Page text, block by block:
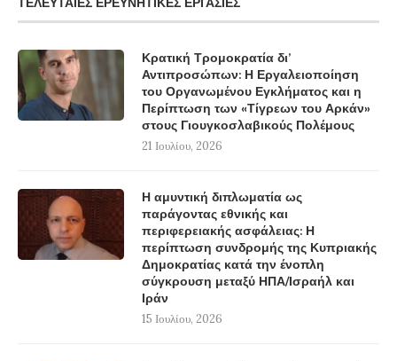
Κρατική Τρομοκρατία δι’
Αντιπροσώπων: Η Εργαλειοποίηση
του Οργανωμένου Εγκλήματος και η
Περίπτωση των «Τίγρεων του Αρκάν»
στους Γιουγκοσλαβικούς Πολέμους
21 Ιουλίου, 2026
Η αμυντική διπλωματία ως
παράγοντας εθνικής και
περιφερειακής ασφάλειας: Η
περίπτωση συνδρομής της Κυπριακής
Δημοκρατίας κατά την ένοπλη
σύγκρουση μεταξύ ΗΠΑ/Ισραήλ και
Ιράν
15 Ιουλίου, 2026